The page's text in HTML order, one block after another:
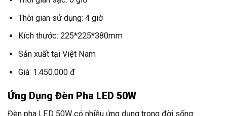
Thời gian sử dụng: 4 giờ
Kích thước: 225*225*380mm
Sản xuất tại Việt Nam
Giá: 1.450.000 đ
Ứng Dụng Đèn Pha LED 50W
Đèn pha LED 50W có nhiều ứng dụng trong đời sống: